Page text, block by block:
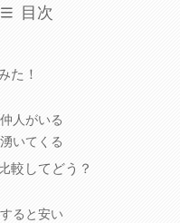
目次
た！
人がいる
いてくる
較してどう？
ると安い